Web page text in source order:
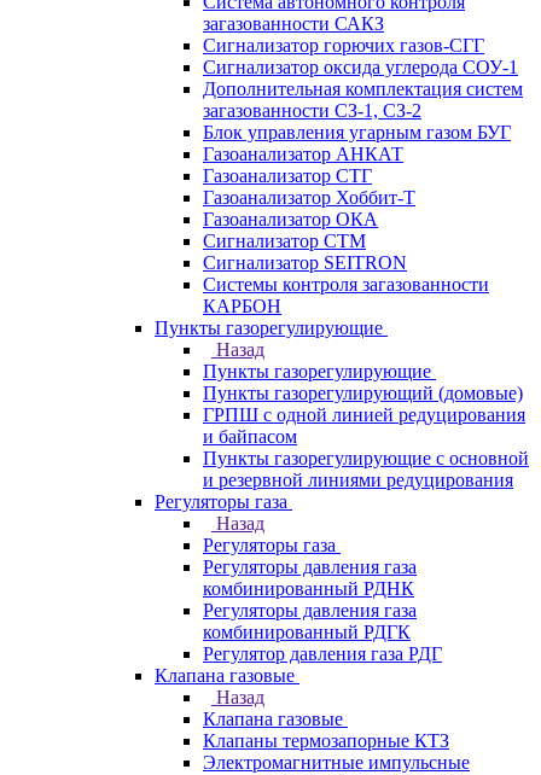
загазованности САКЗ
Сигнализатор горючих газов-СГГ
Сигнализатор оксида углерода СОУ-1
Дополнительная комплектация систем
загазованности СЗ-1, СЗ-2
Блок управления угарным газом БУГ
Газоанализатор АНКАТ
Газоанализатор СТГ
Газоанализатор Хоббит-Т
Газоанализатор ОКА
Сигнализатор СТМ
Сигнализатор SEITRON
Системы контроля загазованности
КАРБОН
Пункты газорегулирующие
Назад
Пункты газорегулирующие
Пункты газорегулирующий (домовые)
ГРПШ с одной линией редуцирования
и байпасом
Пункты газорегулирующие с основной
и резервной линиями редуцирования
Регуляторы газа
Назад
Регуляторы газа
Регуляторы давления газа
комбинированный РДНК
Регуляторы давления газа
комбинированный РДГК
Регулятор давления газа РДГ
Клапана газовые
Назад
Клапана газовые
Клапаны термозапорные КТЗ
Электромагнитные импульсные